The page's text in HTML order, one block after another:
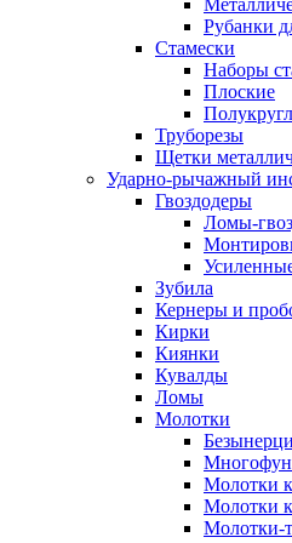
Рубанки
Стамески
Наборы
Плоские
Труборезы
Щетки
Ударно-рычажный
Гвоздодеры
Ломы-
Зубила
Кернеры и
Кирки
Киянки
Кувалды
Ломы
Молотки
Молотки
Молотки
Молотки-